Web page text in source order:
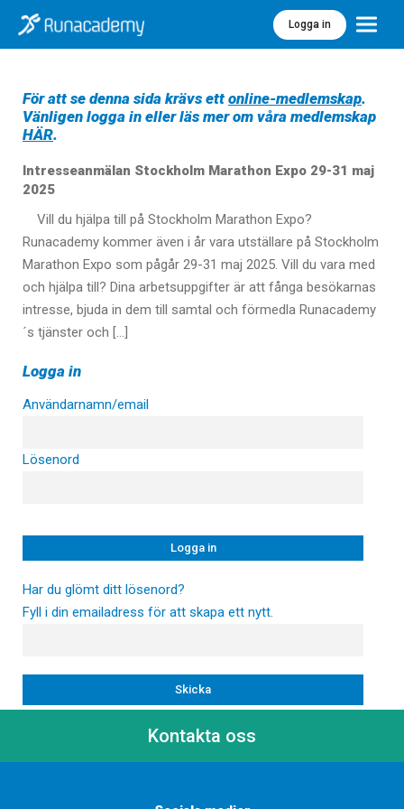
Logga in Meny
För att se denna sida krävs ett online-medlemskap.
Vänligen logga in eller läs mer om våra medlemskap
HÄR.
Intresseanmälan Stockholm Marathon Expo 29-31 maj
2025
Vill du hjälpa till på Stockholm Marathon Expo?
Runacademy kommer även i år vara utställare på Stockholm
Marathon Expo som pågår 29-31 maj 2025. Vill du vara med
och hjälpa till? Dina arbetsuppgifter är att fånga besökarnas
intresse, bjuda in dem till samtal och förmedla Runacademy
´s tjänster och […]
Logga in
Användarnamn/email
Lösenord
Har du glömt ditt lösenord?
Fyll i din emailadress för att skapa ett nytt.
Kontakta oss